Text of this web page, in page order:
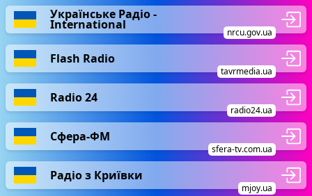
Українське Радіо -
International
nrcu.gov.ua
Flash Radio
tavrmedia.ua
Radio 24
radio24.ua
Сфера-ФМ
sfera-tv.com.ua
Радіо з Криївки
mjoy.ua